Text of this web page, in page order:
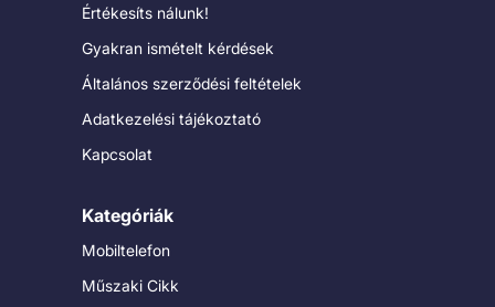
Értékesíts nálunk!
Gyakran ismételt kérdések
Általános szerződési feltételek
Adatkezelési tájékoztató
Kapcsolat
Kategóriák
Mobiltelefon
Műszaki Cikk